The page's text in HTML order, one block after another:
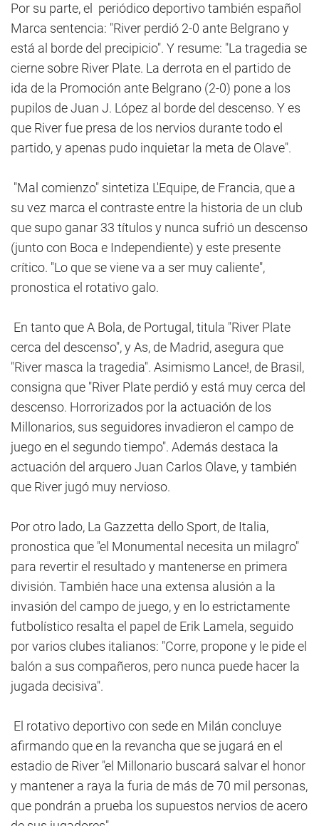
Por su parte, el periódico deportivo también español
Marca sentencia: "River perdió 2-0 ante Belgrano y
está al borde del precipicio". Y resume: "La tragedia se
cierne sobre River Plate. La derrota en el partido de
ida de la Promoción ante Belgrano (2-0) pone a los
pupilos de Juan J. López al borde del descenso. Y es
que River fue presa de los nervios durante todo el
partido, y apenas pudo inquietar la meta de Olave".
"Mal comienzo" sintetiza L'Equipe, de Francia, que a
su vez marca el contraste entre la historia de un club
que supo ganar 33 títulos y nunca sufrió un descenso
(junto con Boca e Independiente) y este presente
crítico. "Lo que se viene va a ser muy caliente",
pronostica el rotativo galo.
En tanto que A Bola, de Portugal, titula "River Plate
cerca del descenso", y As, de Madrid, asegura que
"River masca la tragedia". Asimismo Lance!, de Brasil,
consigna que "River Plate perdió y está muy cerca del
descenso. Horrorizados por la actuación de los
Millonarios, sus seguidores invadieron el campo de
juego en el segundo tiempo". Además destaca la
actuación del arquero Juan Carlos Olave, y también
que River jugó muy nervioso.
Por otro lado, La Gazzetta dello Sport, de Italia,
pronostica que "el Monumental necesita un milagro"
para revertir el resultado y mantenerse en primera
división. También hace una extensa alusión a la
invasión del campo de juego, y en lo estrictamente
futbolístico resalta el papel de Erik Lamela, seguido
por varios clubes italianos: "Corre, propone y le pide el
balón a sus compañeros, pero nunca puede hacer la
jugada decisiva".
El rotativo deportivo con sede en Milán concluye
afirmando que en la revancha que se jugará en el
estadio de River "el Millonario buscará salvar el honor
y mantener a raya la furia de más de 70 mil personas,
que pondrán a prueba los supuestos nervios de acero